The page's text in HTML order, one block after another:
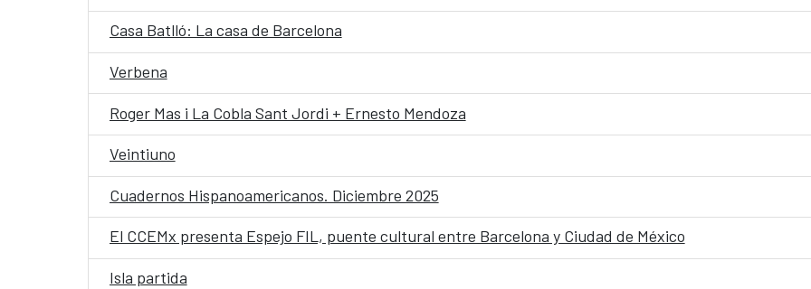
Casa Batlló: La casa de Barcelona
Verbena
Roger Mas i La Cobla Sant Jordi + Ernesto Mendoza
Veintiuno
Cuadernos Hispanoamericanos. Diciembre 2025
El CCEMx presenta Espejo FIL, puente cultural entre Barcelona y Ciudad de México
Isla partida